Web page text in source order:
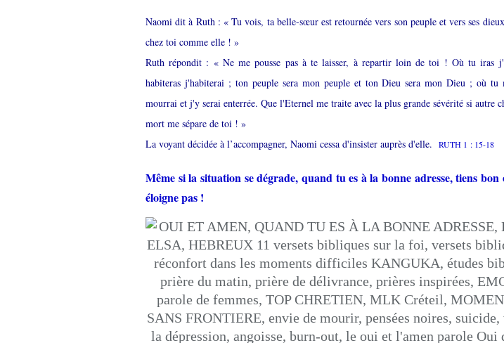
Naomi dit à Ruth : « Tu vois, ta belle-sœur est retournée vers son peuple et vers ses
chez toi comme elle ! »
Ruth répondit : « Ne me pousse pas à te laisser, à repartir loin de toi ! Où tu iras
habiteras j'habiterai ; ton peuple sera mon peuple et ton Dieu sera mon Dieu ; où tu
mourrai et j'y serai enterrée. Que l'Eternel me traite avec la plus grande sévérité si autre
mort me sépare de toi ! »
La voyant décidée à l’accompagner, Naomi cessa d'insister auprès d'elle.
RUTH 1 : 15-18
Même si la situation se dégrade, quand tu es à la bonne adresse, tiens bon
éloigne pas !